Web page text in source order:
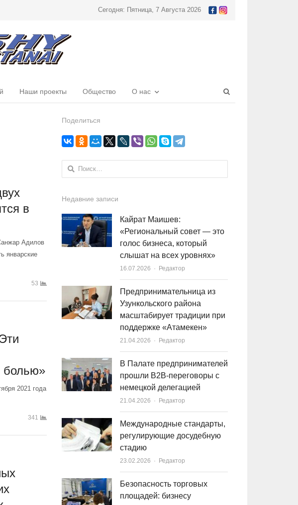
Сегодня: Пятница, 7 Августа 2026
Наши проекты Общество О нас
в
Адилов
январские
53
болью»
2021 года
341
Поделиться
Найти:
Недавние записи
Кайрат Маишев:
«Региональный совет — это
голос бизнеса, который
слышат на всех уровнях»
16.07.2026 Author
Редактор
Предпринимательница из
Узункольского района
масштабирует традиции при
поддержке «Атамекен»
21.04.2026 Author
Редактор
В Палате предпринимателей
прошли B2B-переговоры с
немецкой делегацией
21.04.2026 Author
Редактор
Международные стандарты,
регулирующие досудебную
стадию
23.02.2026 Author
Редактор
Безопасность торговых
площадей: бизнесу